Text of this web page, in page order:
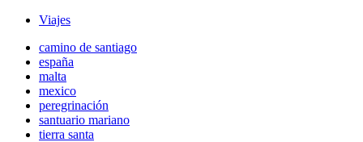
Viajes
camino de santiago
españa
malta
mexico
peregrinación
santuario mariano
tierra santa